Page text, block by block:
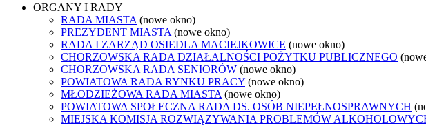
ORGANY I RADY
RADA MIASTA (nowe okno)
PREZYDENT MIASTA (nowe okno)
RADA I ZARZĄD OSIEDLA MACIEJKOWICE (nowe okno)
CHORZOWSKA RADA DZIAŁALNOŚCI POŻYTKU PUBLICZNEGO
CHORZOWSKA RADA SENIORÓW (nowe okno)
POWIATOWA RADA RYNKU PRACY (nowe okno)
MŁODZIEŻOWA RADA MIASTA (nowe okno)
POWIATOWA SPOŁECZNA RADA DS. OSÓB NIEPEŁNOSPRAWNYCH
MIEJSKA KOMISJA ROZWIĄZYWANIA PROBLEMÓW